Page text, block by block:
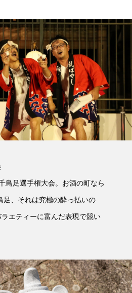
鳥足選手権大会。お酒の町なら
足、それは究極の酔っ払いの
エティーに富んだ表現で競い